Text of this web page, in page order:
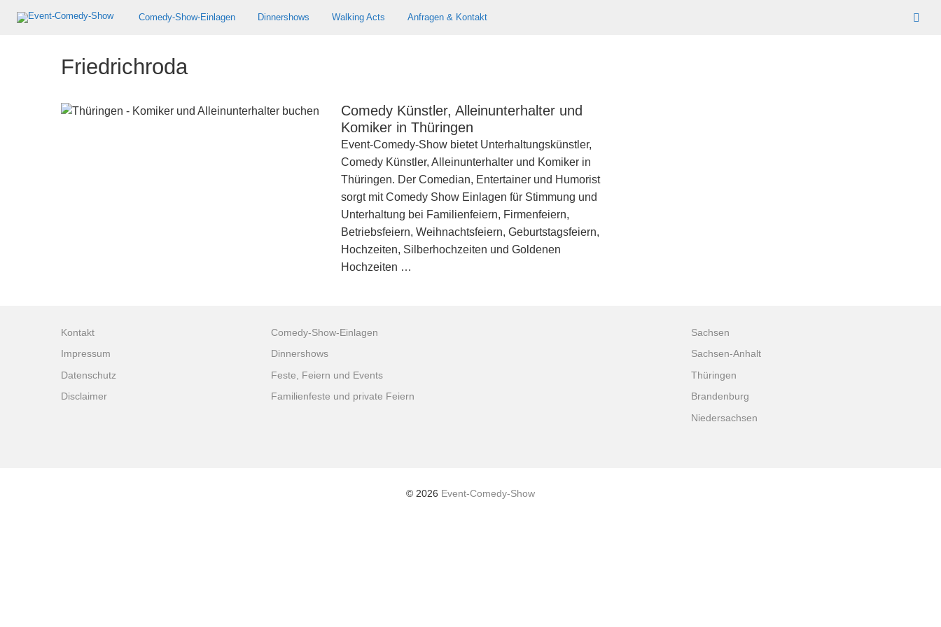
Comedy-Show-Einlagen Dinnershows Walking Acts Anfragen & Kontakt
Friedrichroda
Comedy Künstler, Alleinunterhalter und
Komiker in Thüringen
Event-Comedy-Show bietet Unterhaltungskünstler,
Comedy Künstler, Alleinunterhalter und Komiker in
Thüringen. Der Comedian, Entertainer und Humorist
sorgt mit Comedy Show Einlagen für Stimmung und
Unterhaltung bei Familienfeiern, Firmenfeiern,
Betriebsfeiern, Weihnachtsfeiern, Geburtstagsfeiern,
Hochzeiten, Silberhochzeiten und Goldenen
Hochzeiten …
Kontakt
Impressum
Datenschutz
Disclaimer
Comedy-Show-Einlagen
Dinnershows
Feste, Feiern und Events
Familienfeste und private Feiern
Sachsen
Sachsen-Anhalt
Thüringen
Brandenburg
Niedersachsen
© 2026 Event-Comedy-Show